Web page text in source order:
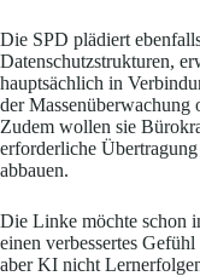
Die SPD plädiert
Datenschutzstrukturen,
hauptsächlich in
der Massenüberwachung
Zudem wollen sie
erforderliche
abbauen.
Die Linke möchte schon
einen verbessertes
aber KI nicht